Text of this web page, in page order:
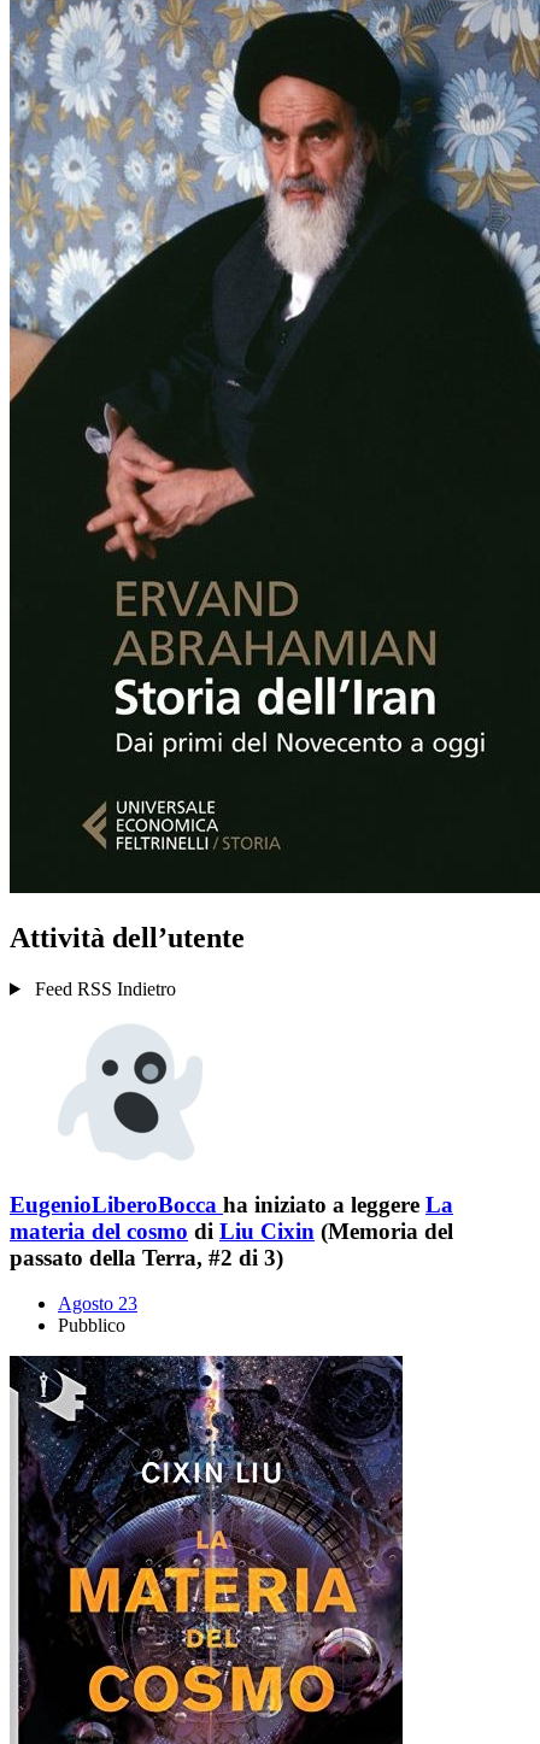
Attività dell’utente
Feed RSS Indietro
EugenioLiberoBocca ha iniziato a leggere La
materia del cosmo di Liu Cixin (Memoria del
passato della Terra, #2 di 3)
Agosto 23
Pubblico